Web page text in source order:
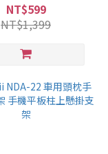
NT$599
NT$1,399